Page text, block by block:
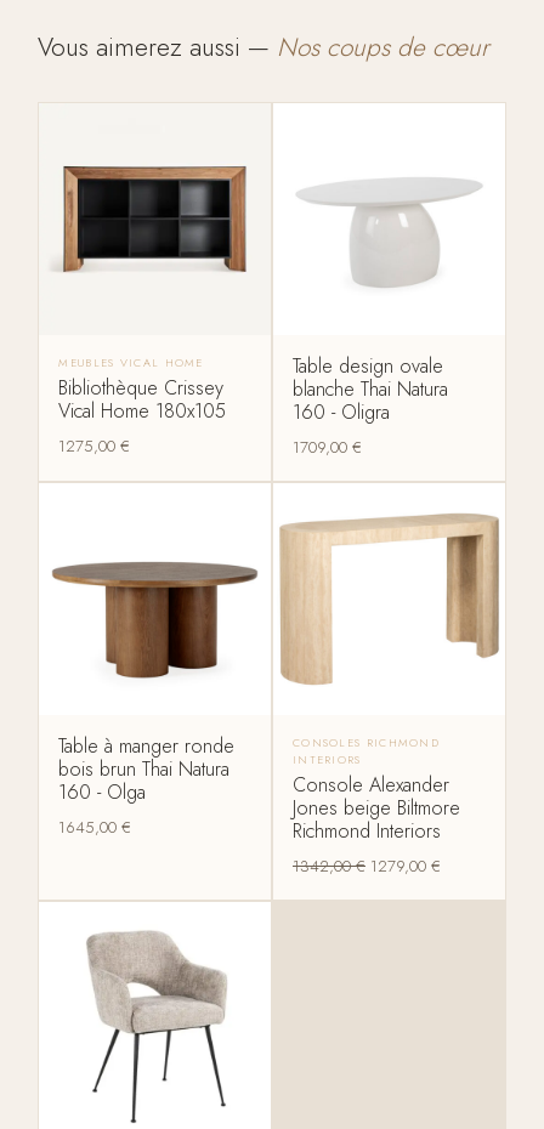
Vous aimerez aussi — Nos coups de cœur
MEUBLES VICAL HOME
Bibliothèque Crissey
Vical Home 180x105
1275,00€
Table design ovale
blanche Thai Natura
160 - Oligra
1709,00 €
Table à manger ronde
bois brun Thai Natura
160 - Olga
1645,00€
CONSOLES RICHMOND
INTERIORS
Console Alexander
Jones beige Biltmore
Richmond Interiors
1342,00€ 1279,00 €